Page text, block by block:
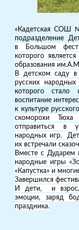
«Кадетская СОШ
подразделение
в Большом
которого
образования
В детском саду в
русских
которого
стало
воспитание
к культуре
скоморохи
отправиться в
народных игр.
их встречали
Вместе с
народные игры
«Капустка» и
Завершился
И дети, и
эмоции, заряд
праздника.